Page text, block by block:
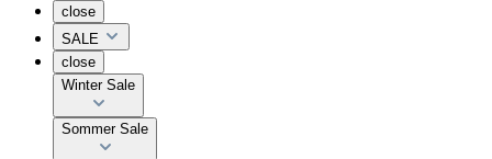
close
SALE
close
Winter Sale
Sommer Sale